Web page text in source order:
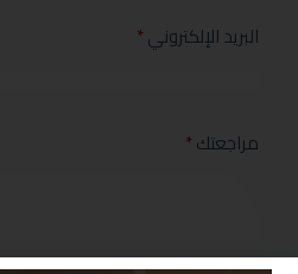
البريد الإلكتروني*
مراجعتك*